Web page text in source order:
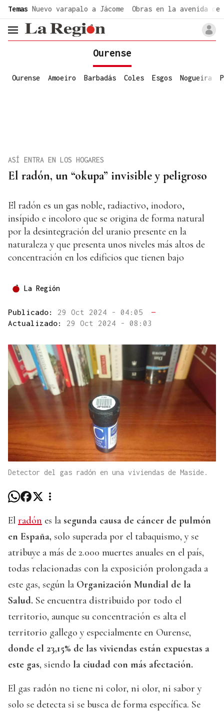
Temas Nuevo varapalo a Jácome Obras en la avenida de
header.menu.open
Ourense
Ourense Amoeiro Barbadás Coles Esgos Nogueira
El radón, un “okupa” invisible y peligroso
ASÍ ENTRA EN LOS HOGARES
El radón es un gas noble, radiactivo, inodoro,
insípido e incoloro que se origina de forma natural
por la desintegración del uranio presente en la
naturaleza y que presenta unos niveles más altos de
concentración en los edificios que tienen bajo
La Región
Publicado: 29 Oct 2024 - 04:05
—
Actualizado: 29 Oct 2024 - 08:03
Detector del gas radón en una viviendas de Maside.
El radón es la segunda causa de cáncer de pulmón
en España, solo superada por el tabaquismo, y se
atribuye a más de 2.000 muertes anuales en el país,
todas relacionadas con la exposición prolongada a
este gas, según la Organización Mundial de la
Salud. Se encuentra distribuido por todo el
territorio, aunque su concentración es alta el
territorio gallego y especialmente en Ourense,
donde el 23,15% de las viviendas están expuestas a
este gas, siendo la ciudad con más afectación.
El gas radón no tiene ni color, ni olor, ni sabor y
solo se detecta si se busca de forma específica. Se